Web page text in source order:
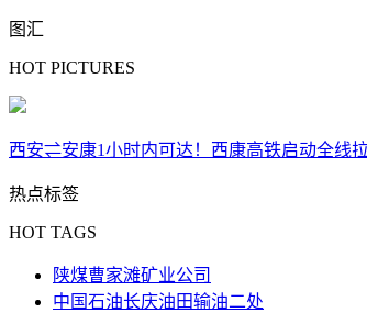
图汇
HOT PICTURES
西安⇌安康1小时内可达！西康高铁启动全线
热点标签
HOT TAGS
陕煤曹家滩矿业公司
中国石油长庆油田输油二处